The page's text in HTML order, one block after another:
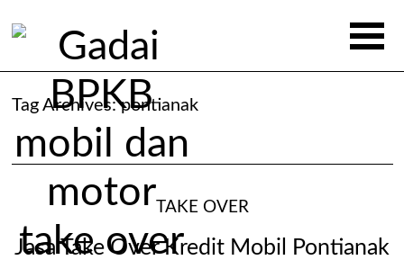
Tag Archives:pontianak
TAKE OVER
Jasa Take Over Kredit Mobil Pontianak